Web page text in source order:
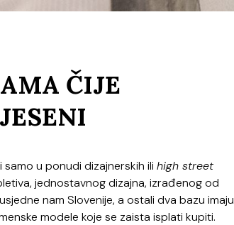
ČIJE
u ponudi dizajnerskih ili high street
jednostavnog dizajna, izrađenog od
nam Slovenije, a ostali dva bazu imaju
modele koje se zaista isplati kupiti.